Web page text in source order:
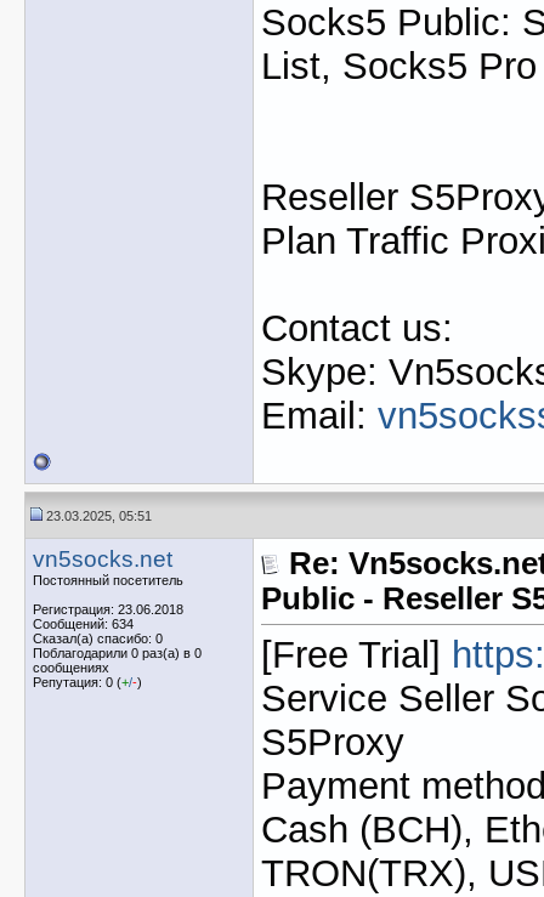
Socks5 Public:
List, Socks5 Pro
Reseller
Plan Traffic
Contact us:
Skype:
Email:
23.03.2025, 05:51
vn5socks.net
Постоянный посетитель
Регистрация: 23.06.2018
Сообщений: 634
Сказал(а) спасибо: 0
Поблагодарили 0 раз(а) в 0
сообщениях
Репутация: 0 (+/-)
Re:
Public - Reseller
[Free Trial]
Service Seller
S5Proxy
Payment
Cash (BCH),
TRON(TRX),